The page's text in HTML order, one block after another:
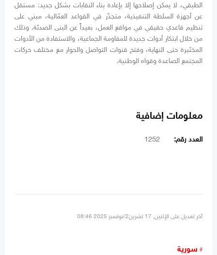
الطبقي، لا يمكن إصلاحها إلا بإعادة بناء النقابات بشكل جديد: مستقل
عن أجهزة السلطة التنفيذية، متجذّر في القواعد العمّالية، مبني على
تنظيم قاعدي حقيقي في مواقع العمل، بعيداً عن البنى الصدئة. وذلك
من خلال ابتكار أدوات جديدة للمقاومة الجماعية، والاستفادة من الأدوات
المختَبرة حتى النهاية، وفتح قنوات التواصل والحوار مع مختلف حركات
المجتمع الصاعدة وقواه الوطنية.
معلومات إضافية
العدد رقم: 1252
آخر تعديل على الإثنين, 17 تشرين2/نوفمبر 2025 08:46
سورية